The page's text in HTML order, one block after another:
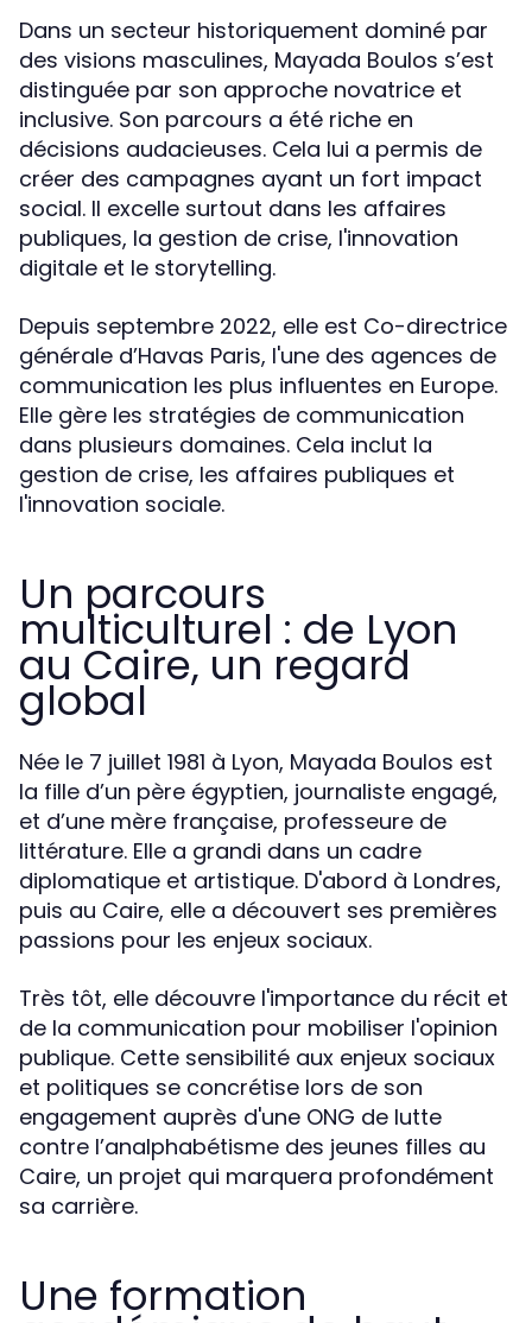
Dans un secteur historiquement dominé par
des visions masculines, Mayada Boulos s’est
distinguée par son approche novatrice et
inclusive. Son parcours a été riche en
décisions audacieuses. Cela lui a permis de
créer des campagnes ayant un fort impact
social. Il excelle surtout dans les affaires
publiques, la gestion de crise, l'innovation
digitale et le storytelling.
Depuis septembre 2022, elle est Co-directrice
générale d’Havas Paris, l'une des agences de
communication les plus influentes en Europe.
Elle gère les stratégies de communication
dans plusieurs domaines. Cela inclut la
gestion de crise, les affaires publiques et
l'innovation sociale.
Un parcours
multiculturel : de Lyon
au Caire, un regard
global
Née le 7 juillet 1981 à Lyon, Mayada Boulos est
la fille d’un père égyptien, journaliste engagé,
et d’une mère française, professeure de
littérature. Elle a grandi dans un cadre
diplomatique et artistique. D'abord à Londres,
puis au Caire, elle a découvert ses premières
passions pour les enjeux sociaux.
Très tôt, elle découvre l'importance du récit et
de la communication pour mobiliser l'opinion
publique. Cette sensibilité aux enjeux sociaux
et politiques se concrétise lors de son
engagement auprès d'une ONG de lutte
contre l’analphabétisme des jeunes filles au
Caire, un projet qui marquera profondément
sa carrière.
Une formation